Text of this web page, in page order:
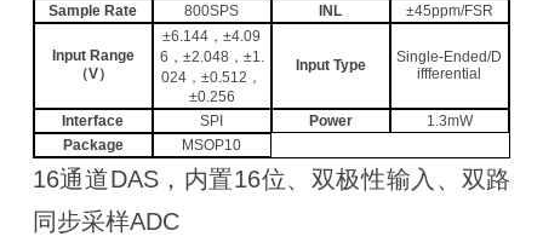
Sample Rate
800SPS INL ±45ppm/FSR
Input Range
（V）
±6.144，±4.09
6，±2.048，±1.
024，±0.512，
±0.256
Input Type
Single-Ended/D
iffferential
Interface SPI Power
1.3mW
Package
MSOP10
16通道DAS，内置16位、双极性输入、双路
同步采样ADC